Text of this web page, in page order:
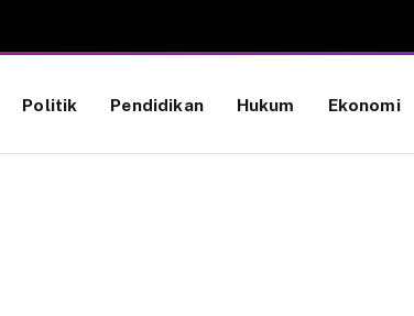
Politik Pendidikan Hukum Ekonomi